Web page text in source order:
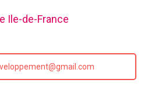
Ile-de-France